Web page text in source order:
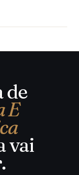
de
E
vai